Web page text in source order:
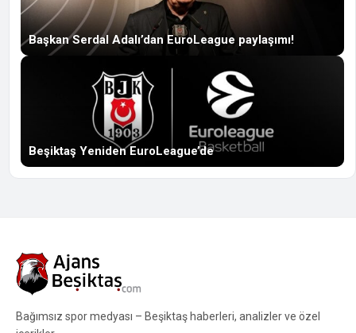
Başkan Serdal Adalı’dan EuroLeague paylaşımı!
Beşiktaş Yeniden EuroLeague’de
Bağımsız spor medyası – Beşiktaş haberleri, analizler ve özel